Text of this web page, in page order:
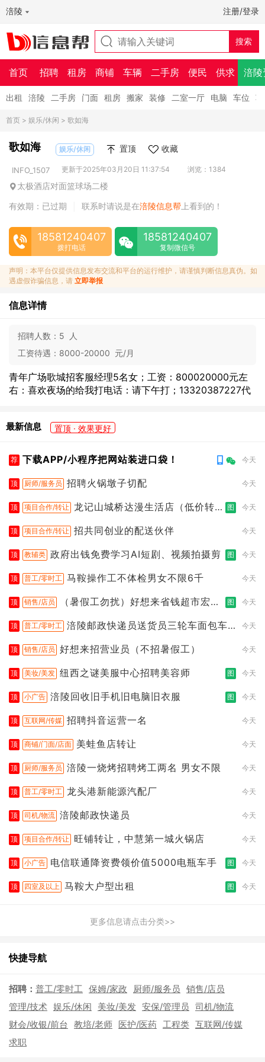
涪陵 注册/登录
首页 招聘 租房 商铺 车辆 二手房 便民 供求 涪陵
出租 涪陵 二手房 门面 租房 搬家 装修 二室一厅 电脑 车位
首页 > 娱乐/休闲 > 歌如海
歌如海 娱乐/休闲 置顶 收藏
INFO_1507 更新于2025年03月20日 11:37:54 浏览：1384
太极酒店对面篮球场二楼
有效期：已过期
联系时请说是在涪陵信息帮 上看到的！
18581240407
拨打电话
18581240407
复制微信号
声明：本平台仅提供信息发布交流和平台的运行维护，请谨慎判断信息真伪。如
遇虚假诈骗信息，请 立即举报
信息详情
招聘人数： 5 人
工资待遇： 8000-20000 元/月
青年广场歌城招客服经理5名女；工资：800020000元左
右：喜欢夜场的给我打电话：请下午打；13320387227代
最新信息 置顶 · 效果更好
荐 下载APP/小程序把网站装进口袋！ 今天
顶 厨师/服务员 招聘火锅墩子切配 今天
顶 项目合作/转让 龙记山城桥达漫生活店（低价转
图 今天
顶 项目合作/转让 招共同创业的配送伙伴 今天
顶 教辅类 政府出钱免费学习AI短剧、视频拍摄剪 图 今天
顶 普工/零时工 马鞍操作工不体检男女不限6千 今天
顶 销售/店员
（暑假工勿扰）好想来省钱超市宏声
图 今天
顶 普工/零时工 涪陵邮政快递员送货员三轮车面包车
今天
顶 销售/店员 好想来招营业员（不招暑假工） 今天
顶 美妆/美发 纽西之谜美服中心招聘美容师 图 今天
顶 小广告 涪陵回收旧手机旧电脑旧衣服 图 今天
顶 互联网/传媒 招聘抖音运营一名 今天
顶 商铺/门面/店面 美蛙鱼店转让 今天
顶 厨师/服务员 涪陵一烧烤招聘烤工两名 男女不限 今天
顶 普工/零时工 龙头港新能源汽配厂 今天
顶 司机/物流 涪陵邮政快递员 今天
顶 项目合作/转让 旺铺转让，中慧第一城火锅店 今天
顶 小广告 电信联通降资费领价值5000电瓶车手 图 今天
顶 四室及以上 马鞍大户型出租 图 今天
更多信息请点击分类>>
快捷导航
招聘： 普工/零时工 保姆/家政 厨师/服务员 销售/店员
管理/技术 娱乐/休闲 美妆/美发 安保/管理员 司机/物流
财会/收银/前台 教培/老师 医护/医药 工程类 互联网/传媒
求职